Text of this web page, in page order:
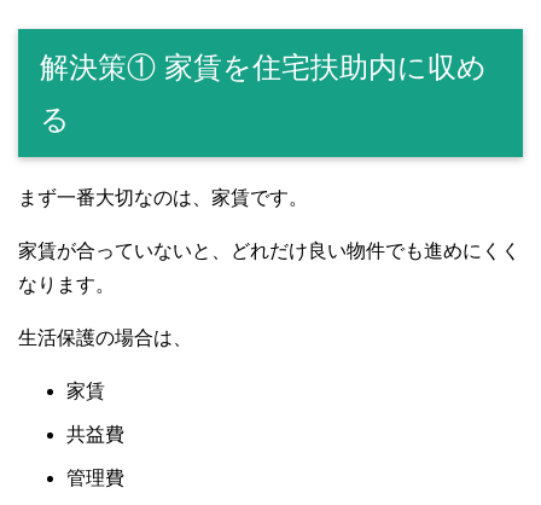
解決策① 家賃を住宅扶助内に収め
る
まず一番大切なのは、家賃です。
家賃が合っていないと、どれだけ良い物件でも進めにくく
なります。
生活保護の場合は、
家賃
共益費
管理費